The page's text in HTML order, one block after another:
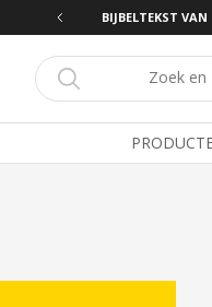
BIJBELTEKST